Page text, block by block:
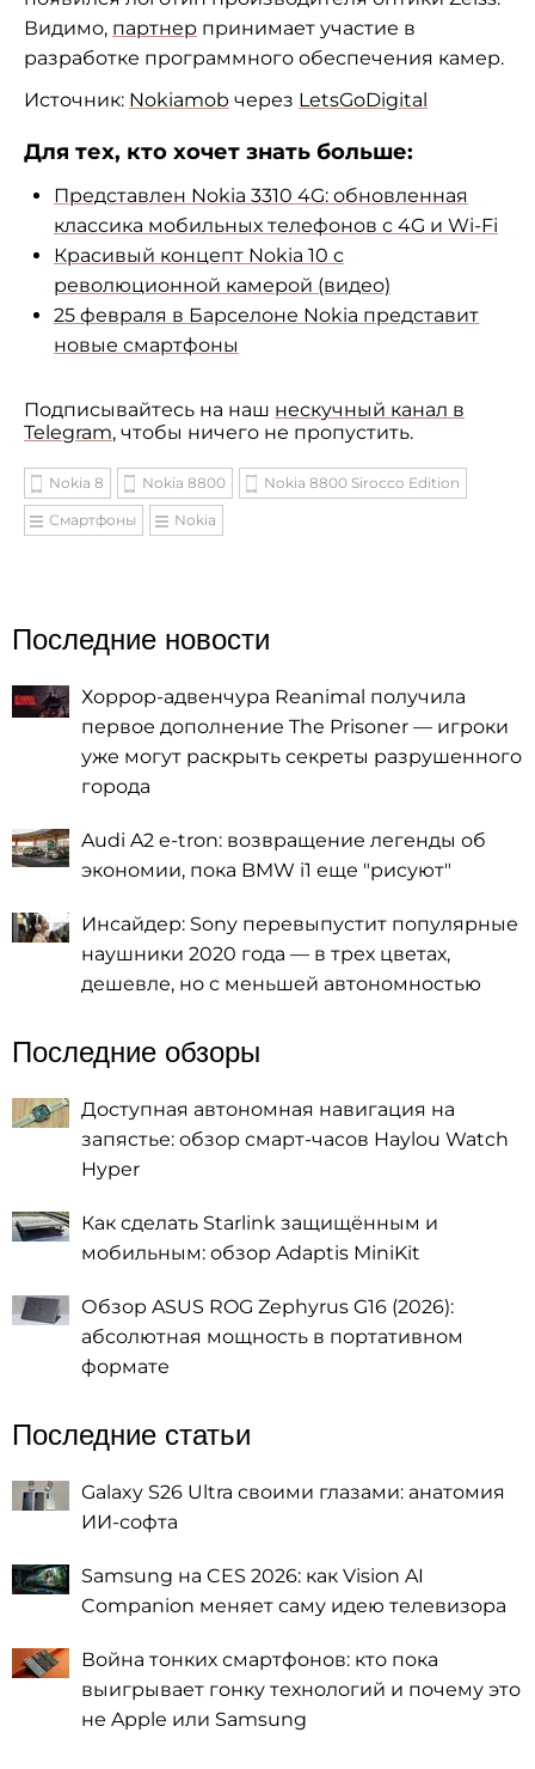
Видимо, партнер принимает участие в
разработке программного обеспечения камер.
Источник: Nokiamob через LetsGoDigital
Для тех, кто хочет знать больше:
Представлен Nokia 3310 4G: обновленная
классика мобильных телефонов с 4G и Wi-Fi
Красивый концепт Nokia 10 с
революционной камерой (видео)
25 февраля в Барселоне Nokia представит
новые смартфоны
Подписывайтесь на наш нескучный канал в
Telegram, чтобы ничего не пропустить.
Nokia 8 Nokia 8800 Nokia 8800 Sirocco Edition
Смартфоны Nokia
Последние новости
Хоррор-адвенчура Reanimal получила
первое дополнение The Prisoner — игроки
уже могут раскрыть секреты разрушенного
города
Audi A2 e-tron: возвращение легенды об
экономии, пока BMW i1 еще "рисуют"
Инсайдер: Sony перевыпустит популярные
наушники 2020 года — в трех цветах,
дешевле, но с меньшей автономностью
Последние обзоры
Доступная автономная навигация на
запястье: обзор смарт-часов Haylou Watch
Hyper
Как сделать Starlink защищённым и
мобильным: обзор Adaptis MiniKit
Обзор ASUS ROG Zephyrus G16 (2026):
абсолютная мощность в портативном
формате
Последние статьи
Galaxy S26 Ultra своими глазами: анатомия
ИИ-софта
Samsung на CES 2026: как Vision AI
Companion меняет саму идею телевизора
Война тонких смартфонов: кто пока
выигрывает гонку технологий и почему это
не Apple или Samsung